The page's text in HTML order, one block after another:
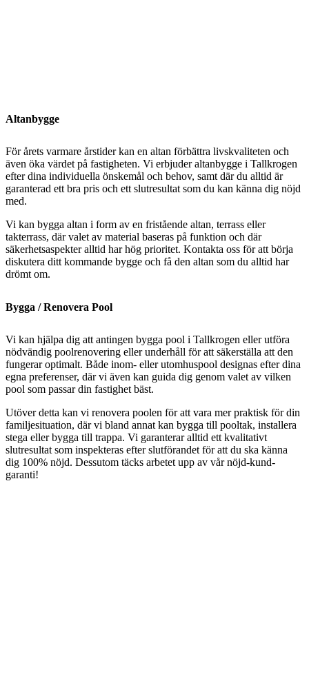
Altanbygge
För årets varmare årstider kan en altan förbättra livskvaliteten och
även öka värdet på fastigheten. Vi erbjuder altanbygge i Tallkrogen
efter dina individuella önskemål och behov, samt där du alltid är
garanterad ett bra pris och ett slutresultat som du kan känna dig nöjd
med.
Vi kan bygga altan i form av en fristående altan, terrass eller
takterrass, där valet av material baseras på funktion och där
säkerhetsaspekter alltid har hög prioritet. Kontakta oss för att börja
diskutera ditt kommande bygge och få den altan som du alltid har
drömt om.
Bygga / Renovera Pool
Vi kan hjälpa dig att antingen bygga pool i Tallkrogen eller utföra
nödvändig poolrenovering eller underhåll för att säkerställa att den
fungerar optimalt. Både inom- eller utomhuspool designas efter dina
egna preferenser, där vi även kan guida dig genom valet av vilken
pool som passar din fastighet bäst.
Utöver detta kan vi renovera poolen för att vara mer praktisk för din
familjesituation, där vi bland annat kan bygga till pooltak, installera
stega eller bygga till trappa. Vi garanterar alltid ett kvalitativt
slutresultat som inspekteras efter slutförandet för att du ska känna
dig 100% nöjd. Dessutom täcks arbetet upp av vår nöjd-kund-
garanti!